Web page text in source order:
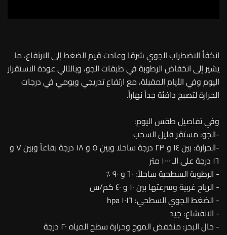
انكفأ الاضطراب الجوي شرقا وعادت قيم الضغط إلى الارتفاع، ما
يشير إلى انخفاض الرطوبة في طبقات الجو، وبالتالي عودة الاستقرار
اليوم وفي الأيام المقبلة، مع ارتفاع تدريجي ويومي في درجات
الحرارة لتصبح دافئة جداً نهاراً.
وفي تفاصيل طقس اليوم:
-الجو: مستقر قليل السحب
-الحرارة: بين ١٤ و ٢٣ درجة ساحلا وبين ٥ و ١٨ درجة بقاعاً وبين ٧ و
١٦ درجة على الـ ١٠٠٠ متر
- الرطوبة السطحية ساحلاً: ٦٠ و ٩٠ ٪
- الرياح غربية وسرعتها بين ١٠ و ٤٠ كم/س
- الضغط الجوي السطحي: ١٠١٦ hpa
- الانقشاع: جيد
- حال البحر: منخفض الموج وحرارة سطح المياه ٢٠ درجة